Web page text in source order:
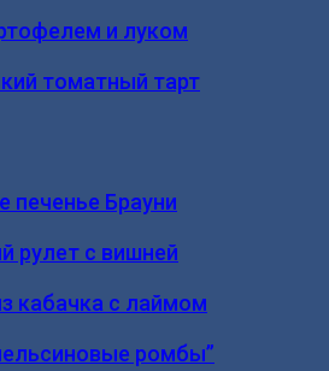
и луком
томатный тарт
печенье Брауни
рулет с вишней
кабачка с лаймом
ромбы”